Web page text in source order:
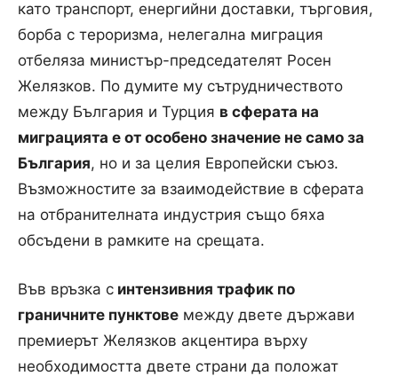
като транспорт, енергийни доставки, търговия,
борба с тероризма, нелегална миграция
отбеляза министър-председателят Росен
Желязков. По думите му сътрудничеството
между България и Турция в сферата на
миграцията е от особено значение не само за
България, но и за целия Европейски съюз.
Възможностите за взаимодействие в сферата
на отбранителната индустрия също бяха
обсъдени в рамките на срещата.
Във връзка с интензивния трафик по
граничните пунктове между двете държави
премиерът Желязков акцентира върху
необходимостта двете страни да положат